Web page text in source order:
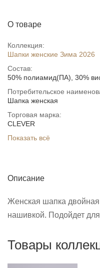
О товаре
Коллекция:
Шапки женские Зима 2026
Состав:
50% полиамид(ПА), 30%
Потребительское
Шапка женская
Торговая марка:
CLEVER
Показать всё
Описание
Женская шапка
нашивкой. Подойдет
Товары